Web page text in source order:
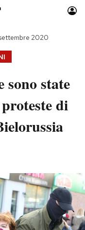
Idee
calcio 2026
2020
sono state
di